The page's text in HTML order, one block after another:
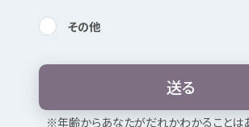
内検索
お気に入り
その他
送る
※年齢からあなたがだれかわかることは